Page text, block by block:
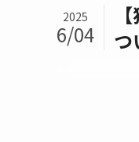
つ
2025
6/04